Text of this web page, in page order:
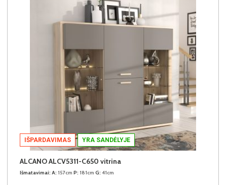
IŠPARDAVIMAS YRA SANDĖLYJE
ALCANO ALCV5311-C650 vitrina
Išmatavimai: A: 157cm P: 181cm G: 41cm